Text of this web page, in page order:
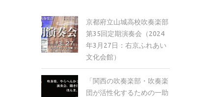
京都府立山城高校吹奏楽部
第35回定期演奏会（2024
年3月27日：右京ふれあい
文化会館）
「関西の吹奏楽部・吹奏楽
団が活性化するための一助